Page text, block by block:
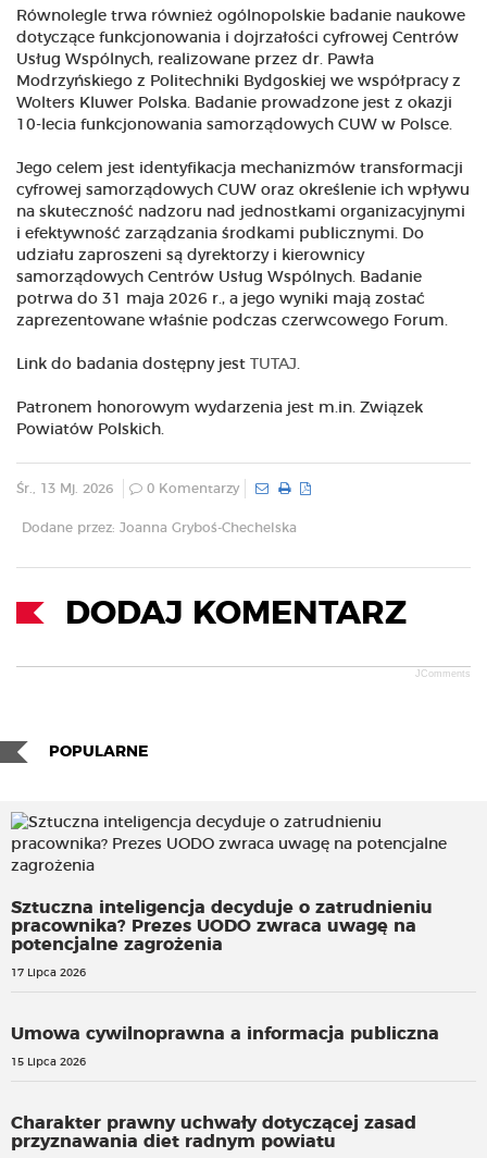
Równolegle trwa również ogólnopolskie badanie naukowe
dotyczące funkcjonowania i dojrzałości cyfrowej Centrów
Usług Wspólnych, realizowane przez dr. Pawła
Modrzyńskiego z Politechniki Bydgoskiej we współpracy z
Wolters Kluwer Polska. Badanie prowadzone jest z okazji
10-lecia funkcjonowania samorządowych CUW w Polsce.
Jego celem jest identyfikacja mechanizmów transformacji
cyfrowej samorządowych CUW oraz określenie ich wpływu
na skuteczność nadzoru nad jednostkami organizacyjnymi
i efektywność zarządzania środkami publicznymi. Do
udziału zaproszeni są dyrektorzy i kierownicy
samorządowych Centrów Usług Wspólnych. Badanie
potrwa do 31 maja 2026 r., a jego wyniki mają zostać
zaprezentowane właśnie podczas czerwcowego Forum.
Link do badania dostępny jest TUTAJ.
Patronem honorowym wydarzenia jest m.in. Związek
Powiatów Polskich.
Śr., 13 Mj. 2026 0 Komentarzy
Dodane przez: Joanna Gryboś-Chechelska
DODAJ KOMENTARZ
JComments
POPULARNE
Sztuczna inteligencja decyduje o zatrudnieniu
pracownika? Prezes UODO zwraca uwagę na
potencjalne zagrożenia
17 Lipca 2026
Umowa cywilnoprawna a informacja publiczna
15 Lipca 2026
Charakter prawny uchwały dotyczącej zasad
przyznawania diet radnym powiatu